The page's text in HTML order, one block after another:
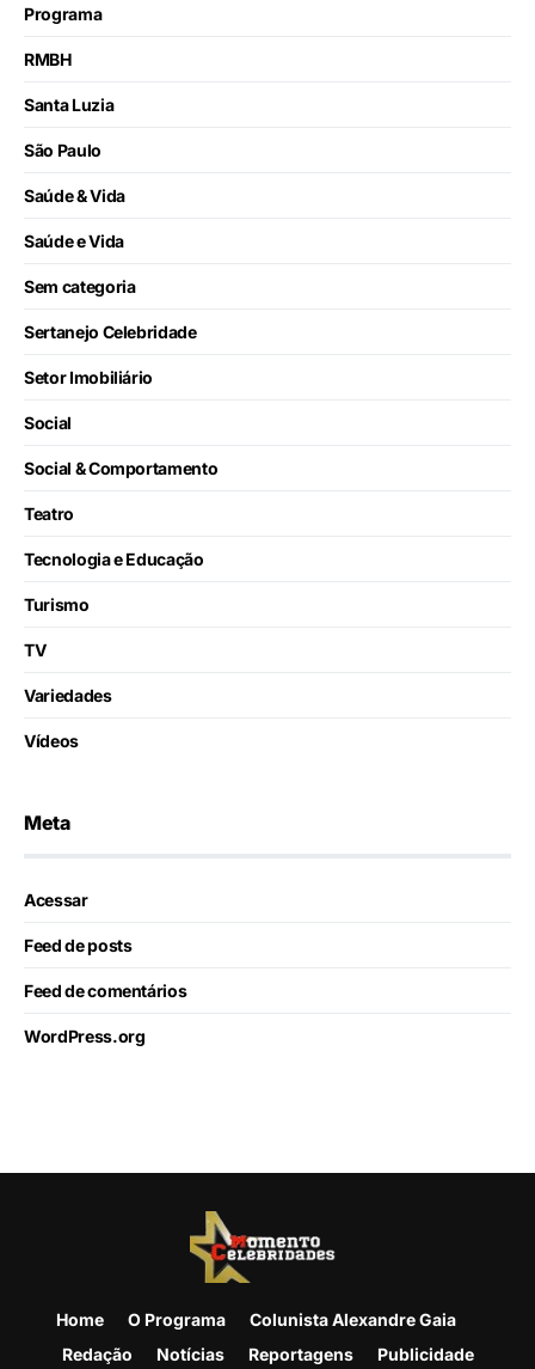
Programa
RMBH
Santa Luzia
São Paulo
Saúde & Vida
Saúde e Vida
Sem categoria
Sertanejo Celebridade
Setor Imobiliário
Social
Social & Comportamento
Teatro
Tecnologia e Educação
Turismo
TV
Variedades
Vídeos
Meta
Acessar
Feed de posts
Feed de comentários
WordPress.org
Home O Programa
Colunista Alexandre Gaia
Redação
Notícias Reportagens Publicidade